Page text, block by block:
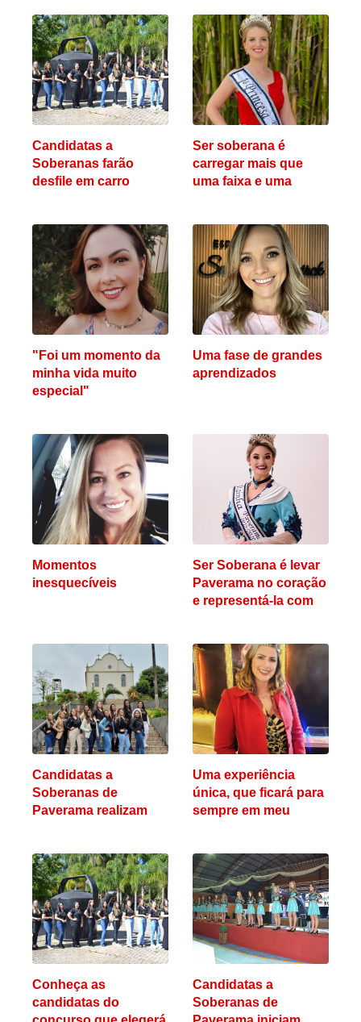
Candidatas a
Soberanas farão
desfile em carro
Ser soberana é
carregar mais que
uma faixa e uma
"Foi um momento da
minha vida muito
especial"
Uma fase de grandes
aprendizados
Momentos
inesquecíveis
Ser Soberana é levar
Paverama no coração
e representá-la com
Candidatas a
Soberanas de
Paverama realizam
Uma experiência
única, que ficará para
sempre em meu
Conheça as
candidatas do
Candidatas a
Soberanas de